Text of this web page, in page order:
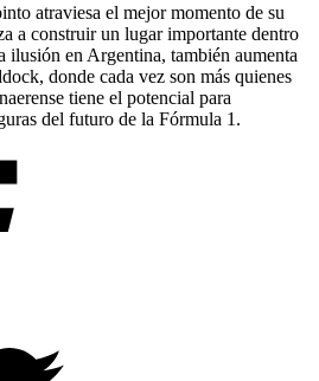
atraviesa el mejor momento de su
a construir un lugar importante dentro
ilusión en Argentina, también aumenta
donde cada vez son más quienes
tiene el potencial para
del futuro de la Fórmula 1.